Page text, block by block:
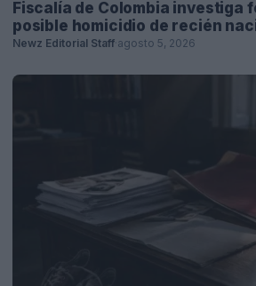
Fiscalía de Colombia investiga
posible homicidio de recién
Newz Editorial Staff agosto 5, 2026